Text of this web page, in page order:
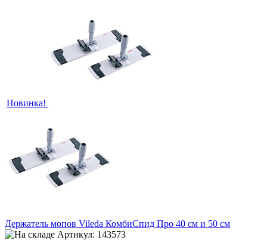
Новинка!
Держатель мопов Vileda КомбиСпид Про 40 см и 50 см
Артикул: 143573